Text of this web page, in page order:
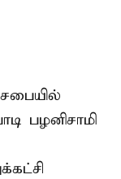
பழனிசாமி